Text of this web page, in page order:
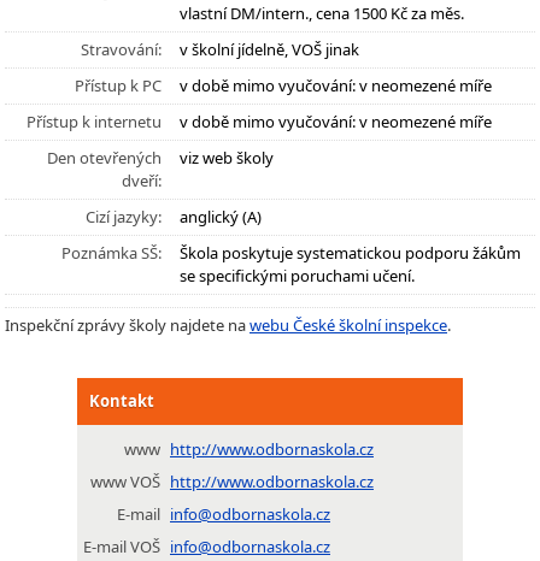
vlastní DM/intern., cena 1500 Kč za měs.
Stravování:
v školní jídelně, VOŠ jinak
Přístup k PC
v době mimo vyučování: v neomezené míře
Přístup k internetu
v době mimo vyučování: v neomezené míře
Den otevřených
dveří:
viz web školy
Cizí jazyky:
anglický (A)
Poznámka SŠ:
Škola poskytuje systematickou podporu žákům
se specifickými poruchami učení.
Inspekční zprávy školy najdete nawebu České školní inspekce.
Kontakt
www http://www.odbornaskola.cz
www VOŠ http://www.odbornaskola.cz
E-mail info@odbornaskola.cz
E-mail VOŠ info@odbornaskola.cz